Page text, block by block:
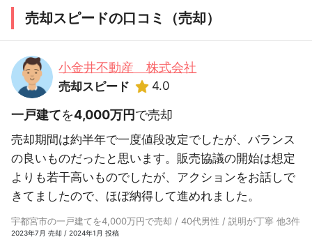
売却スピードの口コミ（売却）
小金井不動産 株式会社
売却スピード 4.0
一戸建てを4,000万円で売却
売却期間は約半年で一度値段改定でしたが、バランス
の良いものだったと思います。販売協議の開始は想定
よりも若干高いものでしたが、アクションをお話しで
きてましたので、ほぼ納得して進めれました。
宇都宮市の一戸建てを4,000万円で売却 / 40代男性 / 説明が丁寧 他3件
2023年7月 売却 / 2024年1月 投稿